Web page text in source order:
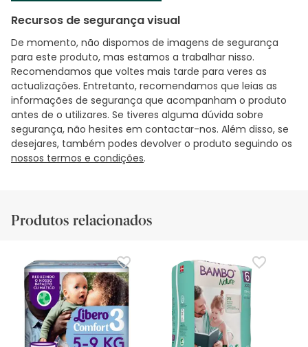
Recursos de segurança visual
De momento, não dispomos de imagens de segurança
para este produto, mas estamos a trabalhar nisso.
Recomendamos que voltes mais tarde para veres as
actualizações. Entretanto, recomendamos que leias as
informações de segurança que acompanham o produto
antes de o utilizares. Se tiveres alguma dúvida sobre
segurança, não hesites em contactar-nos. Além disso, se
desejares, também podes devolver o produto seguindo os
nossos termos e condições.
Produtos relacionados